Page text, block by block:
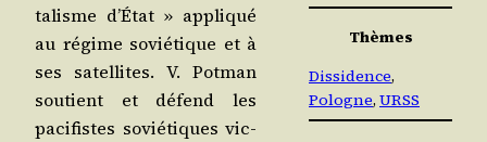
ta­lisme d’É­tat » appli­qué
au régime sovié­tique et à
ses satel­lites. V. Pot­man
sou­tient et défend les
paci­fistes sovié­tiques vic­
Thèmes
Dissidence
Pologne, URSS